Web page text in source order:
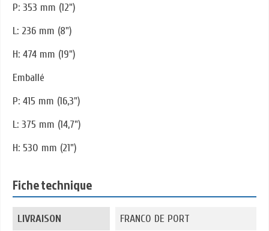
P: 353 mm (12")
L: 236 mm (8")
H: 474 mm (19")
Emballé
P: 415 mm (16,3")
L: 375 mm (14,7")
H: 530 mm (21")
Fiche technique
LIVRAISON FRANCO DE PORT